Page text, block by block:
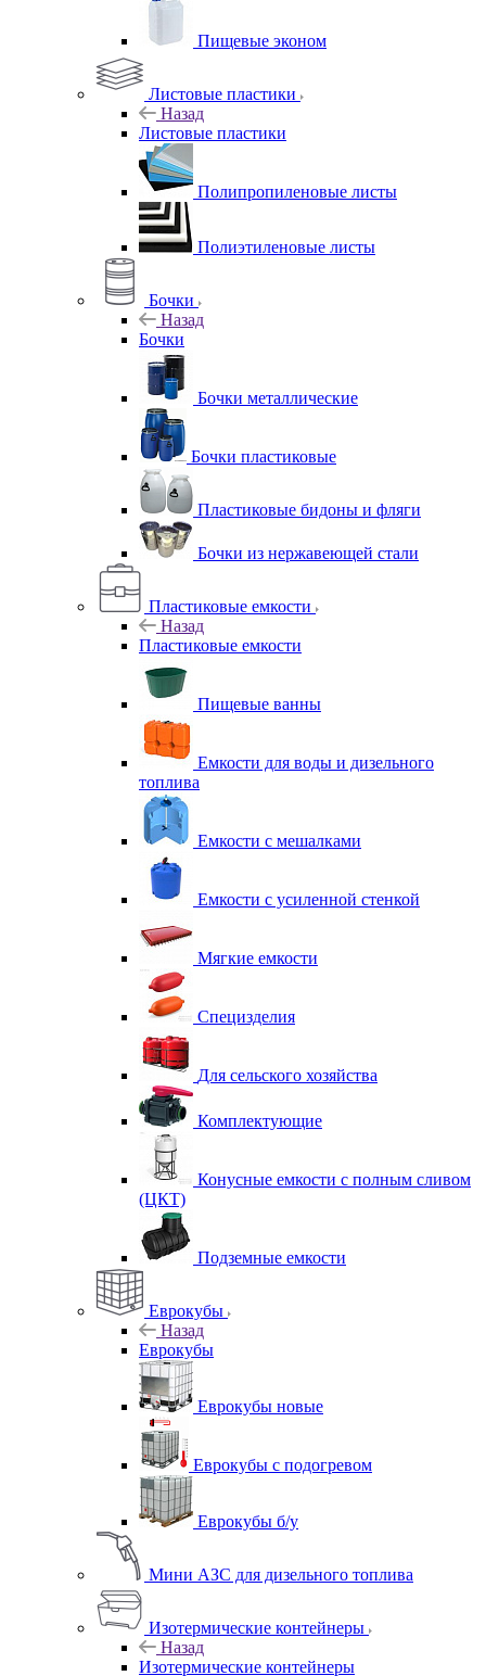
Пищевые эконом
Листовые пластики
Назад
Листовые пластики
Полипропиленовые листы
Полиэтиленовые листы
Бочки
Назад
Бочки
Бочки металлические
Бочки пластиковые
Пластиковые бидоны и фляги
Бочки из нержавеющей стали
Пластиковые емкости
Назад
Пластиковые емкости
Пищевые ванны
Емкости для воды и дизельного
топлива
Емкости с мешалками
Емкости с усиленной стенкой
Мягкие емкости
Специзделия
Для сельского хозяйства
Комплектующие
Конусные емкости с полным сливом
(ЦКТ)
Подземные емкости
Еврокубы
Назад
Еврокубы
Еврокубы новые
Еврокубы с подогревом
Еврокубы б/у
Мини АЗС для дизельного топлива
Изотермические контейнеры
Назад
Изотермические контейнеры